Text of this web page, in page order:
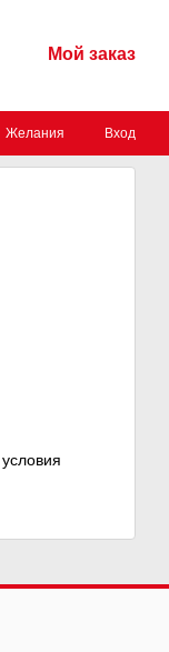
Мой заказ
Желания Вход